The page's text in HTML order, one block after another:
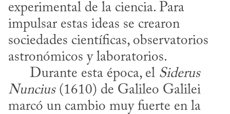
experimental de la ciencia. Para
impulsar estas ideas se crearon
sociedades científicas, observatorios
astronómicos y laboratorios.
      Durante esta época, el
Siderus
Nuncius (1610) de Galileo Galilei
marcó un cambio muy fuerte en la